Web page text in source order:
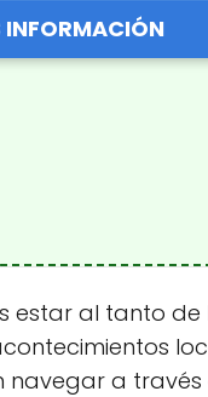
INFORMACIÓN
estar al tanto de
navegar a